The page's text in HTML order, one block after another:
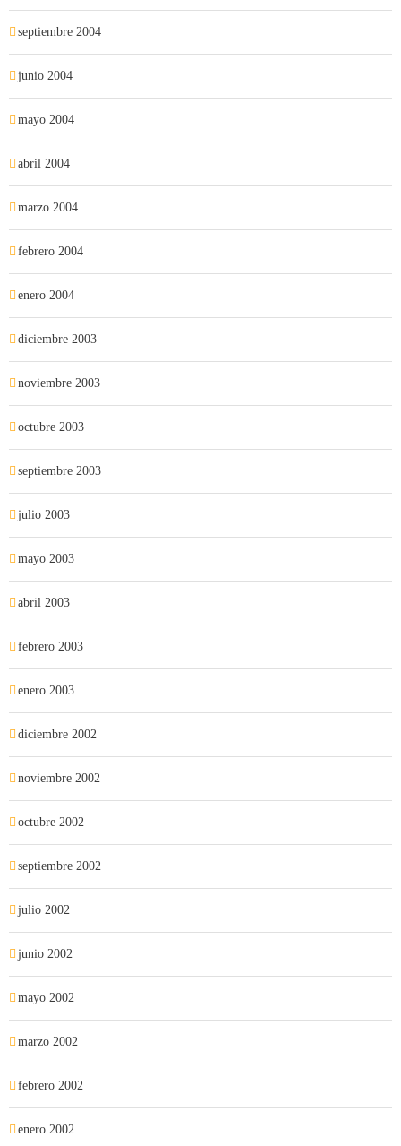
septiembre 2004
junio 2004
mayo 2004
abril 2004
marzo 2004
febrero 2004
enero 2004
diciembre 2003
noviembre 2003
octubre 2003
septiembre 2003
julio 2003
mayo 2003
abril 2003
febrero 2003
enero 2003
diciembre 2002
noviembre 2002
octubre 2002
septiembre 2002
julio 2002
junio 2002
mayo 2002
marzo 2002
febrero 2002
enero 2002